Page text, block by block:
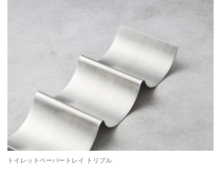
トイレットペーパートレイ トリプル